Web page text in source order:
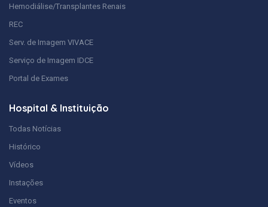
Hemodiálise/Transplantes Renais
REC
Serv. de Imagem VIVACE
Serviço de Imagem IDCE
Portal de Exames
Hospital & Instituição
Todas Notícias
Histórico
Vídeos
Instações
Eventos